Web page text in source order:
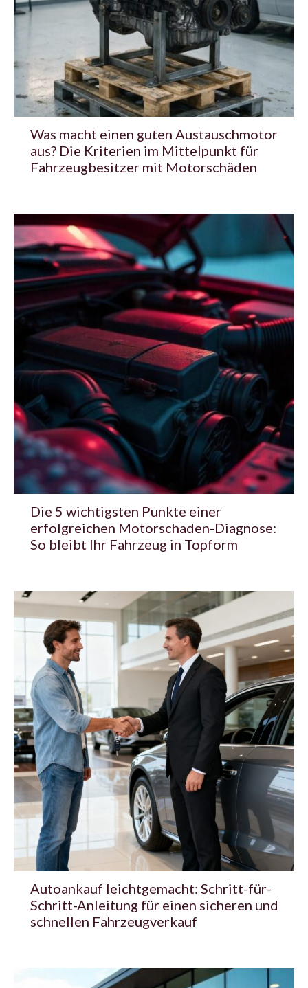
Was macht einen guten Austauschmotor
aus? Die Kriterien im Mittelpunkt für
Fahrzeugbesitzer mit Motorschäden
Die 5 wichtigsten Punkte einer
erfolgreichen Motorschaden-Diagnose:
So bleibt Ihr Fahrzeug in Topform
Autoankauf leichtgemacht: Schritt-für-
Schritt-Anleitung für einen sicheren und
schnellen Fahrzeugverkauf